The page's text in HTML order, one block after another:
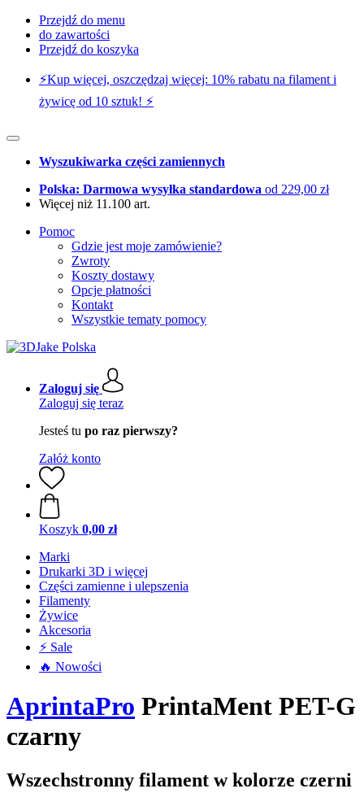
Przejdź do menu
do zawartości
Przejdź do koszyka
⚡️Kup więcej, oszczędzaj więcej: 10% rabatu na filament i
żywicę od 10 sztuk! ⚡️
Wyszukiwarka części zamiennych
Polska: Darmowa wysyłka standardowa od 229,00 zł
Więcej niż 11.100 art.
Pomoc
Gdzie jest moje zamówienie?
Zwroty
Koszty dostawy
Opcje płatności
Kontakt
Wszystkie tematy pomocy
Zaloguj się
Zaloguj się teraz
Jesteś tu po raz pierwszy?
Załóż konto
Koszyk 0,00 zł
Marki
Drukarki 3D i więcej
Części zamienne i ulepszenia
Filamenty
Żywice
Akcesoria
⚡ Sale
🔥 Nowości
AprintaPro PrintaMent PET-G
czarny
Wszechstronny filament w kolorze czerni